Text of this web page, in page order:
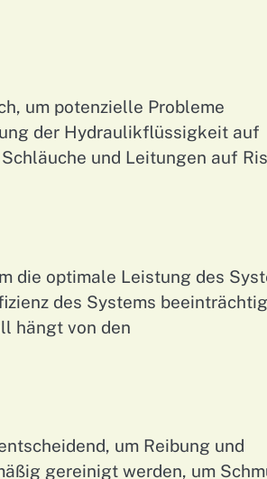
um potenzielle Probleme
der Hydraulikflüssigkeit auf
und Leitungen auf
die optimale Leistung des
des Systems
hängt von den
um Reibung und
gereinigt werden, um